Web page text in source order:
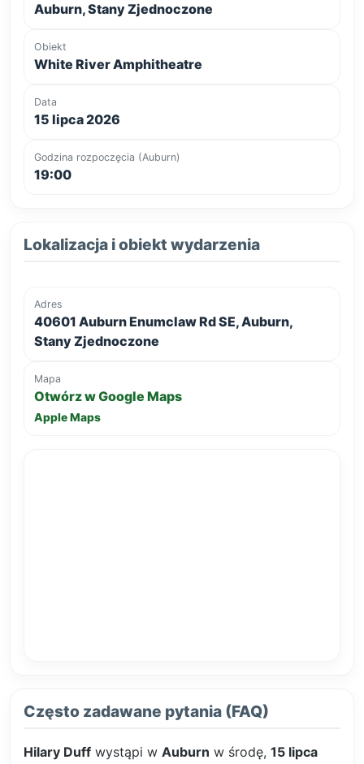
Auburn, Stany Zjednoczone
Obiekt
White River Amphitheatre
Data
15 lipca 2026
Godzina rozpoczęcia (Auburn)
19:00
Lokalizacja i obiekt wydarzenia
Adres
40601 Auburn Enumclaw Rd SE, Auburn,
Stany Zjednoczone
Mapa
Otwórz w Google Maps
Apple Maps
Często zadawane pytania (FAQ)
Hilary Duff wystąpi w Auburn w środę, 15 lipca